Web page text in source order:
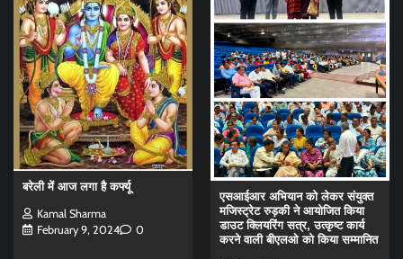
बरेली में आज लगा है कर्फ्यू
Kamal Sharma
February 9, 2024
0
एसआईआर अभियान को लेकर संयुक्त
मजिस्ट्रेट रुड़की ने आयोजित किया
डाउट क्लियरिंग सत्र, उत्कृष्ट कार्य
करने वाली बीएलओ को किया सम्मानित